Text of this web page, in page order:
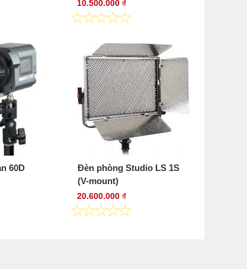
10.500.000 ₫
60D
Đèn phòng Studio LS 1S
(V-mount)
20.600.000 ₫